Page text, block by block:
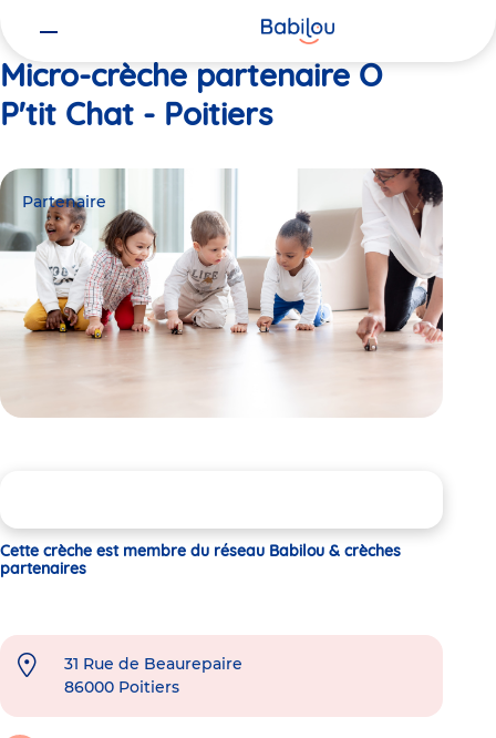
Micro-crèche partenaire O
P'tit Chat - Poitiers
Partenaire
Cette crèche est membre du réseau Babilou & crèches
partenaires
31 Rue de Beaurepaire
86000 Poitiers